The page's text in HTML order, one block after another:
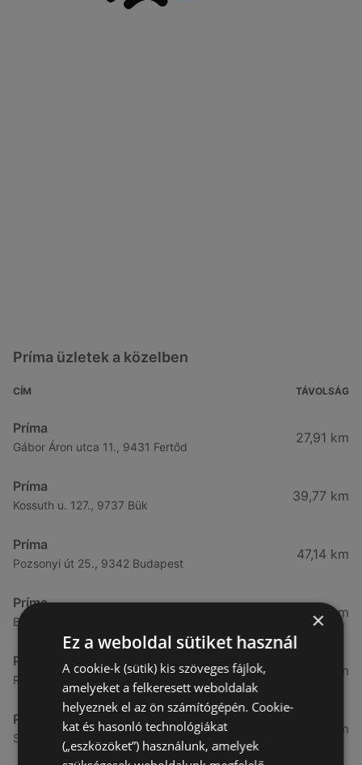
Príma üzletek a közelben
CÍM TÁVOLSÁG
Príma
Gábor Áron utca 11., 9431 Fertőd
27,91 km
Príma
Kossuth u. 127., 9737 Bük
39,77 km
Príma
Pozsonyi út 25., 9342 Budapest
47,14 km
Príma
Balassi B. u. 2, 9241 Jánossomorja
47,2 km
Príma
Rákóczi utca 25, 9241 Jánossomorja
47,63 km
Príma
Szent István király u. 26., 9200 Mosonmagyaróvár
59,31 km
×
Ez a weboldal sütiket használ
A cookie-k (sütik) kis szöveges fájlok,
amelyeket a felkeresett weboldalak
helyeznek el az ön számítógépén. Cookie-
kat és hasonló technológiákat
(„eszközöket”) használunk, amelyek